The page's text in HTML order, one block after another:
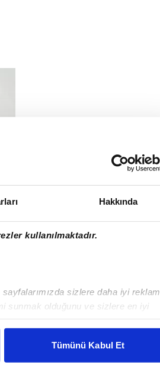
Hakkında
kullanılmaktadır.
sizlere daha iyi reklam
sunmak olduğunu ve sizlere en iyi
reklamlar gösterilmeyecektir."
Tümünü Kabul Et